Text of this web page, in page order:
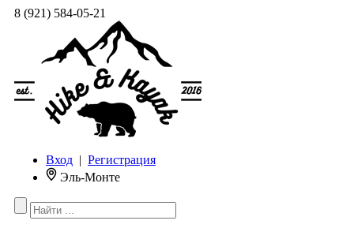
8 (921) 584-05-21
Вход | Регистрация
Эль-Монте